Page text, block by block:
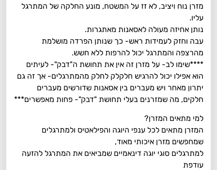
מזרן נוח ויציב, לא זז על המשטח, מונע החלקה של המתרגל
עליו.
נותן אחיזה מעולה לאסאנות מאתגרות.
עבה וחזק לעמידות ראש- כך שנותן הפרדה מושלמת
מהרצפה והמתרגל יכול להרפות ללא חשש.
****שימו לב- על מזרן זה אין את תחושת ה"דבק"- לעיתים
הוא אפילו יכול להרגיש חלקלק לחלק מהמתרגלים- אך זה גם
יתרון מאחר ויש מעברים בין אסאנות שדורשים מעברים
חלקים, מה שמזרנים בעלי תחושת "דבק"- פחות מאפשרים***
למי מתאים המזרן?
המזרן מתאים לכל ענפי היוגה והפילאטיס ולמתרגלים
שמחפשים מזרן איכותי מאוד,
למתרגלים סוגי יוגה דינאמיים שמביאים את המתרגל להזעה
עודפת